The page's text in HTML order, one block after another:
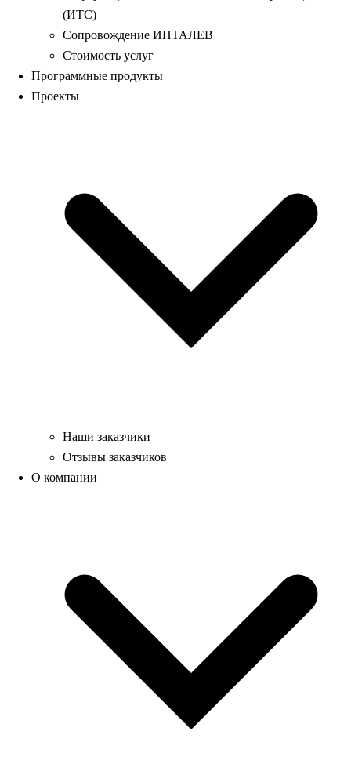
(ИТС)
Сопровождение ИНТАЛЕВ
Стоимость услуг
Программные продукты
Проекты
Наши заказчики
Отзывы заказчиков
О компании